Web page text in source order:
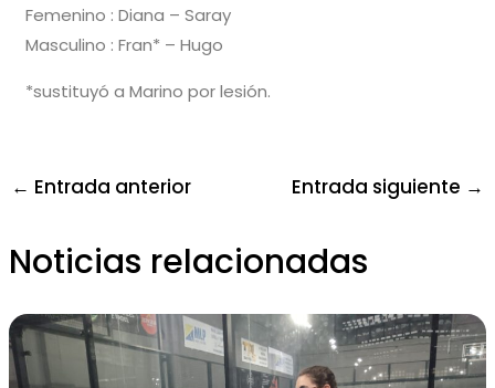
Femenino : Diana – Saray
Masculino : Fran* – Hugo
*sustituyó a Marino por lesión.
← Entrada anterior Entrada siguiente →
Noticias relacionadas